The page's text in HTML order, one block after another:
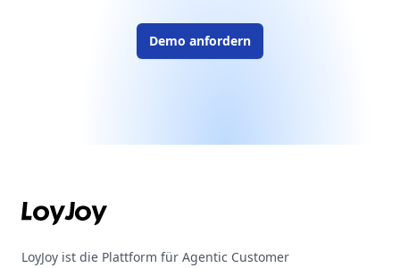
Demo anfordern
LoyJoy ist die Plattform für Agentic Customer